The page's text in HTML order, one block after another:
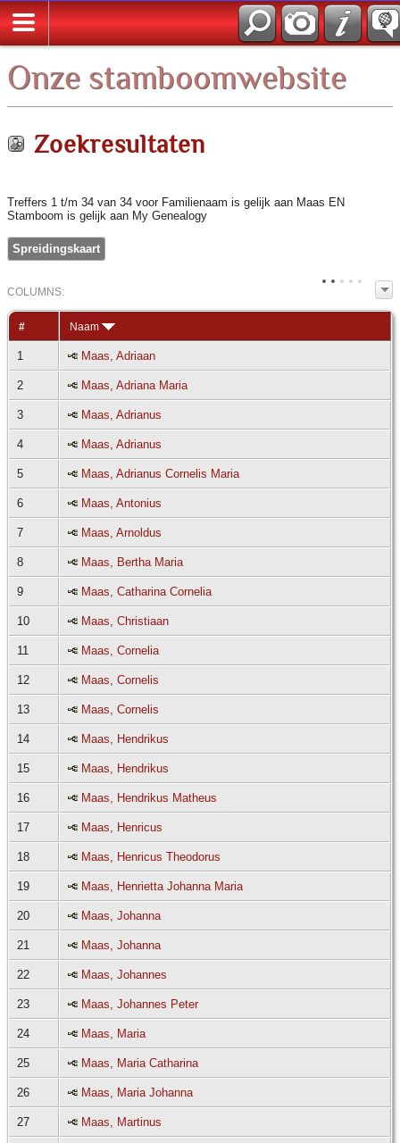
Onze stamboomwebsite
Zoekresultaten
Treffers 1 t/m 34 van 34 voor Familienaam is gelijk aan Maas EN
Stamboom is gelijk aan My Genealogy
Spreidingskaart
COLUMN S:
# Naam
1 Maas, Adriaan
2 Maas, Adriana Maria
3 Maas, Adrianus
4 Maas, Adrianus
5 Maas, Adrianus Cornelis Maria
6 Maas, Antonius
7 Maas, Arnoldus
8 Maas, Bertha Maria
9 Maas, Catharina Cornelia
10 Maas, Christiaan
11 Maas, Cornelia
12 Maas, Cornelis
13 Maas, Cornelis
14 Maas, Hendrikus
15 Maas, Hendrikus
16 Maas, Hendrikus Matheus
17 Maas, Henricus
18 Maas, Henricus Theodorus
19 Maas, Henrietta Johanna Maria
20 Maas, Johanna
21 Maas, Johanna
22 Maas, Johannes
23 Maas, Johannes Peter
24 Maas, Maria
25 Maas, Maria Catharina
26 Maas, Maria Johanna
27 Maas, Martinus